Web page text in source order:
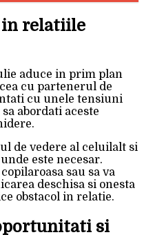
in relatiile
aduce in prim plan
cu partenerul de
cu unele tensiuni
abordati aceste
de vedere al celuilalt si
este necesar.
sau sa va
deschisa si onesta
obstacol in relatie.
si